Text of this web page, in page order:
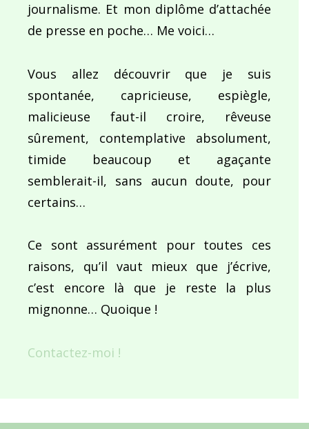
journalisme. Et mon diplôme d’attachée
de presse en poche… Me voici…
Vous allez découvrir que je suis
spontanée, capricieuse, espiègle,
malicieuse faut-il croire, rêveuse
sûrement, contemplative absolument,
timide beaucoup et agaçante
semblerait-il, sans aucun doute, pour
certains…
Ce sont assurément pour toutes ces
raisons, qu’il vaut mieux que j’écrive,
c’est encore là que je reste la plus
mignonne… Quoique !
Contactez-moi !